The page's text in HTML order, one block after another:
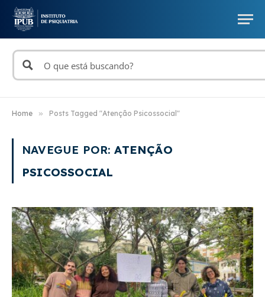
Home » Posts Tagged "Atenção Psicossocial"
NAVEGUE POR:ATENÇÃO
PSICOSSOCIAL